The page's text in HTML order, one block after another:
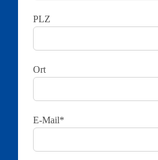
PLZ
Ort
E-Mail*